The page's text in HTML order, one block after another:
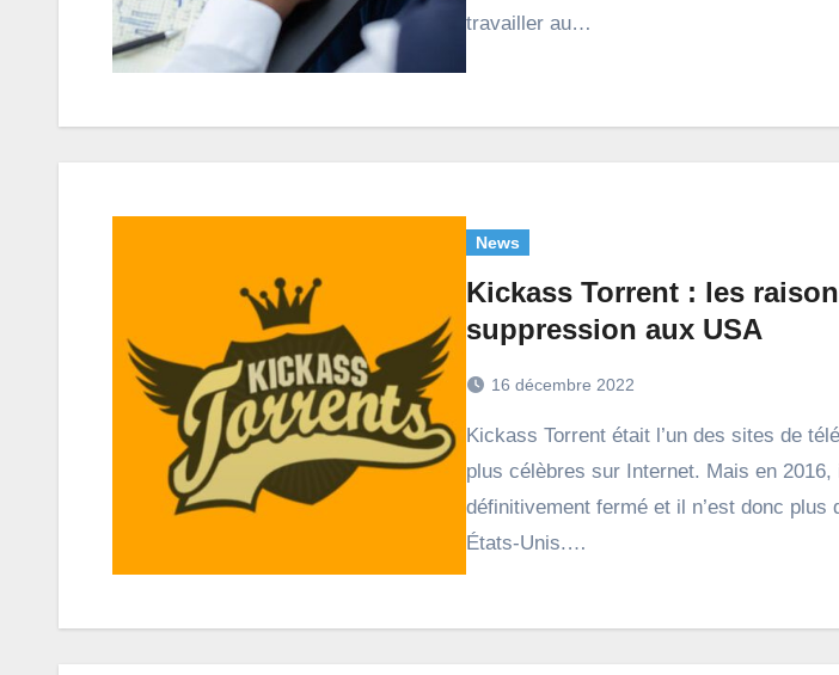
travailler au…
News
Kickass Torrent : les
suppression aux USA
16 décembre 2022
Kickass Torrent était l’un des sites de téléchargement les
plus célèbres sur Internet. Mais en 2016,
définitivement fermé et il n’est donc plus
États-Unis.…